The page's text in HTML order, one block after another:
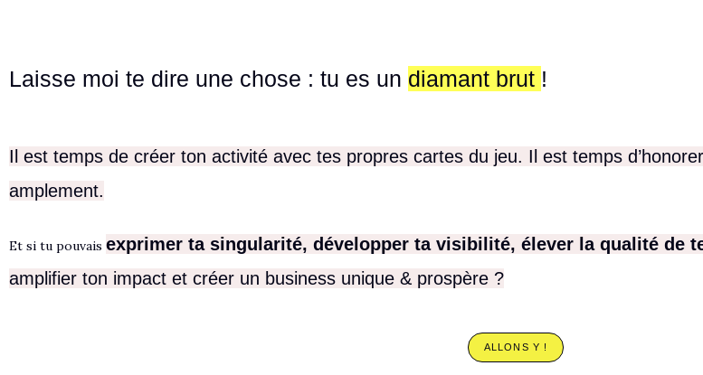
Laisse moi te dire une chose : tu es un diamant brut !
Il est temps de créer ton activité avec tes propres cartes du jeu. Il est temps
amplement.
Et si tu pouvais exprimer ta singularité, développer ta visibilité, élever la qualité de
amplifier ton impact et créer un business unique & prospère ?
ALLONS Y !